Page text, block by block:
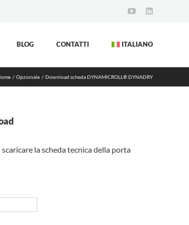
YouTube
BLOG CONTATTI ITALIANO
Opzionale Download scheda DYNAMICROLL® DYNADRY
la scheda tecnica della porta